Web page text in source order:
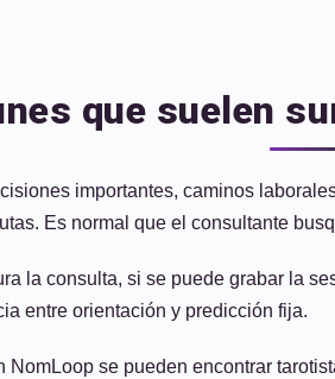
que suelen
importantes, caminos
Es normal que el consultante
la consulta, si se puede grabar la
entre orientación y predicción fija.
se pueden encontrar